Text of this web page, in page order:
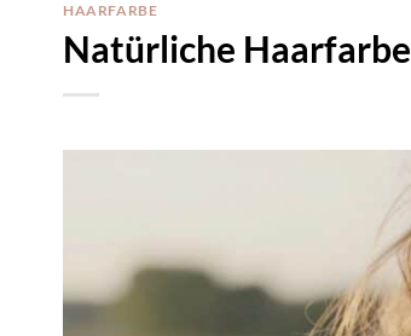
HAARFARBE
Natürliche Haarfarbe